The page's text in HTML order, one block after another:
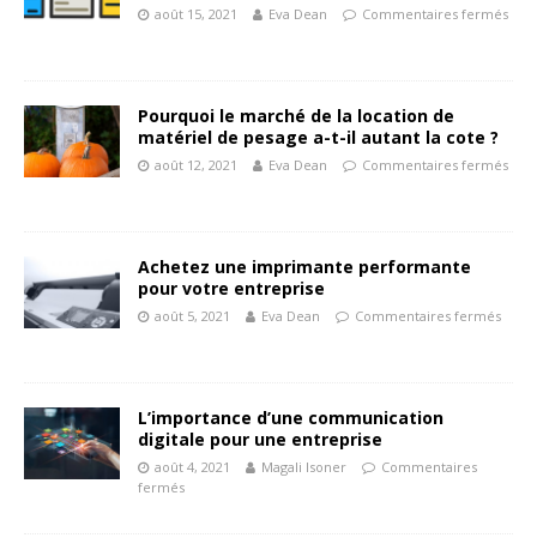
août 15, 2021 Eva Dean Commentaires fermés
Pourquoi le marché de la location de
matériel de pesage a-t-il autant la cote ?
août 12, 2021 Eva Dean Commentaires fermés
Achetez une imprimante performante
pour votre entreprise
août 5, 2021 Eva Dean Commentaires fermés
L’importance d’une communication
digitale pour une entreprise
août 4, 2021 Magali Isoner
Commentaires
fermés